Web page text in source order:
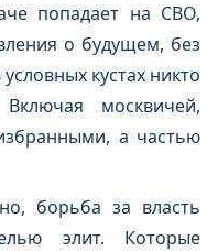
попадает на СВО,
о будущем, без
кустах никто
москвичей,
а частью
борьба за власть
элит. Которые